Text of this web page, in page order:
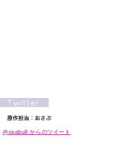
@osabu8 からのツイート